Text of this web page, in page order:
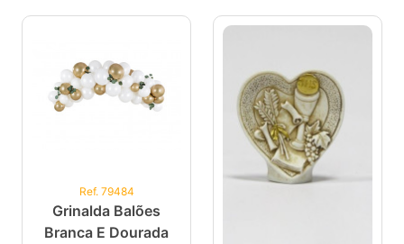
Ref. 79484
Grinalda Balões
Branca E Dourada